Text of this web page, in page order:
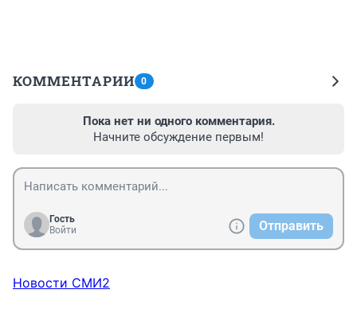
КОММЕНТАРИИ 0
Пока нет ни одного комментария.
Начните обсуждение первым!
Гость
Войти
Отправить
Новости СМИ2